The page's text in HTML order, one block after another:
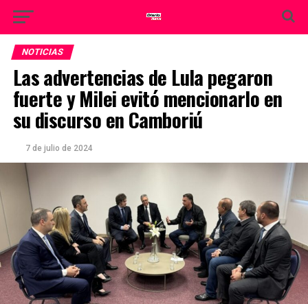
NOTICIAS
Las advertencias de Lula pegaron
fuerte y Milei evitó mencionarlo en
su discurso en Camboriú
7 de julio de 2024